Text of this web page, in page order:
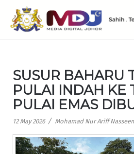
SUSUR BAHARU
PULAI INDAH KE
PULAI EMAS
12 May 2026 / Mohamad Nur Ariff